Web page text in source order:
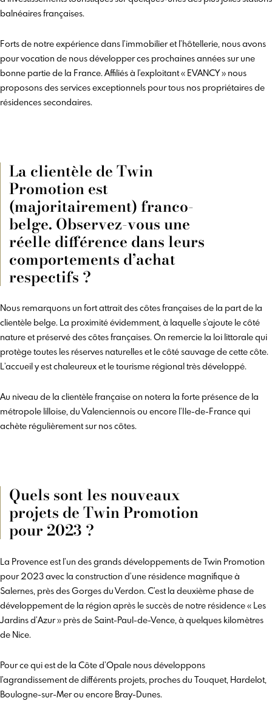
balnéaires françaises.
Forts de notre expérience dans l’immobilier et l’hôtellerie, nous avons
pour vocation de nous développer ces prochaines années sur une
bonne partie de la France. Affiliés à l’exploitant « EVANCY » nous
proposons des services exceptionnels pour tous nos propriétaires de
résidences secondaires.
La clientèle de Twin
Promotion est
(majoritairement) franco-
belge. Observez-vous une
réelle différence dans leurs
comportements d’achat
respectifs ?
Nous remarquons un fort attrait des côtes françaises de la part de la
clientèle belge. La proximité évidemment, à laquelle s’ajoute le côté
nature et préservé des côtes françaises. On remercie la loi littorale qui
protège toutes les réserves naturelles et le côté sauvage de cette côte.
L’accueil y est chaleureux et le tourisme régional très développé.
Au niveau de la clientèle française on notera la forte présence de la
métropole lilloise, du Valenciennois ou encore l’Ile-de-France qui
achète régulièrement sur nos côtes.
Quels sont les nouveaux
projets de Twin Promotion
pour 2023 ?
La Provence est l’un des grands développements de Twin Promotion
pour 2023 avec la construction d’une résidence magnifique à
Salernes, près des Gorges du Verdon. C’est la deuxième phase de
développement de la région après le succès de notre résidence « Les
Jardins d’Azur » près de Saint-Paul-de-Vence, à quelques kilomètres
de Nice.
Pour ce qui est de la Côte d’Opale nous développons
l’agrandissement de différents projets, proches du Touquet, Hardelot,
Boulogne-sur-Mer ou encore Bray-Dunes.